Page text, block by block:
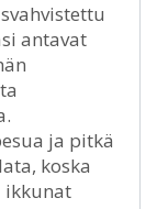
antavat
ja pitkä
koska
ikkunat